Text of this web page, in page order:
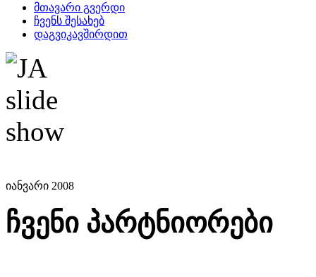
მთავარი გვერდი
ჩვენს შესახებ
დაგვიკავშირდით
იანვარი 2008
ჩვენი პარტნიორები